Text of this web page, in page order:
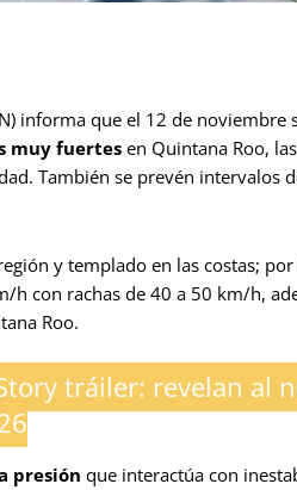
informa que el 12 de
muy fuertes en Quintana Roo,
También se prevén intervalos
y templado en las costas;
con rachas de 40 a 50 km/h,
Roo.
tráiler: revelan al
presión que interactúa con